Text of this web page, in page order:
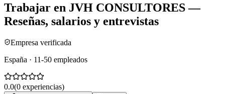
Trabajar en JVH CONSULTORES—
Reseñas, salarios y entrevistas
Empresa verificada
España · 11-50 empleados
0.0(0 experiencias)